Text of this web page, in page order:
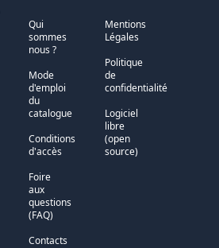
Qui
sommes
nous ?
Mode
d'emploi
du
catalogue
Conditions
d'accès
Foire
aux
questions
(FAQ)
Contacts
Mentions
Légales
Politique
de
confidentialité
Logiciel
libre
(open
source)